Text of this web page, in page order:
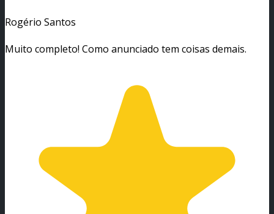
Rogério Santos
Muito completo! Como anunciado tem coisas demais.